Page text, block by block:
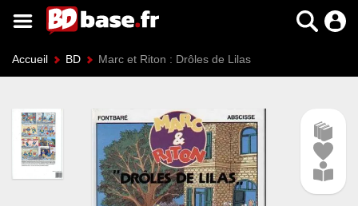
Accueil BD Marc et Riton : Drôles de Lilas